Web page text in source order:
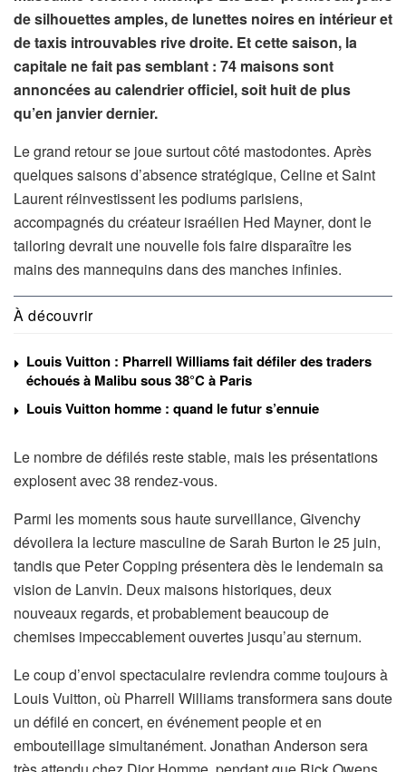
de silhouettes amples, de lunettes noires en intérieur et
de taxis introuvables rive droite. Et cette saison, la
capitale ne fait pas semblant : 74 maisons sont
annoncées au calendrier officiel, soit huit de plus
qu’en janvier dernier.
Le grand retour se joue surtout côté mastodontes. Après
quelques saisons d’absence stratégique, Celine et Saint
Laurent réinvestissent les podiums parisiens,
accompagnés du créateur israélien Hed Mayner, dont le
tailoring devrait une nouvelle fois faire disparaître les
mains des mannequins dans des manches infinies.
À découvrir
Louis Vuitton : Pharrell Williams fait défiler des traders
échoués à Malibu sous 38°C à Paris
Louis Vuitton homme : quand le futur s’ennuie
Le nombre de défilés reste stable, mais les présentations
explosent avec 38 rendez-vous.
Parmi les moments sous haute surveillance, Givenchy
dévoilera la lecture masculine de Sarah Burton le 25 juin,
tandis que Peter Copping présentera dès le lendemain sa
vision de Lanvin. Deux maisons historiques, deux
nouveaux regards, et probablement beaucoup de
chemises impeccablement ouvertes jusqu’au sternum.
Le coup d’envoi spectaculaire reviendra comme toujours à
Louis Vuitton, où Pharrell Williams transformera sans doute
un défilé en concert, en événement people et en
embouteillage simultanément. Jonathan Anderson sera